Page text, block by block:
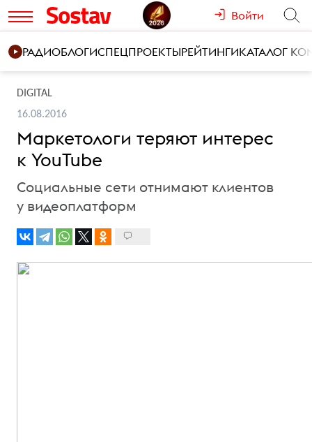
Войти
РАДИОБЛОГИСПЕЦПРОЕКТЫРЕЙТИНГИКАТАЛОГ
DIGITAL
16.08.2016
Маркетологи теряют интерес
к YouTube
Социальные сети отнимают клиентов
у видеоплатформ